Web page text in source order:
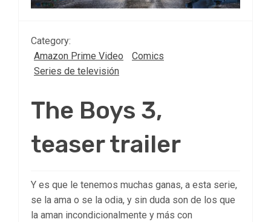
Category:
Amazon Prime Video
Comics
Series de televisión
The Boys 3,
teaser trailer
Y es que le tenemos muchas ganas, a esta serie,
se la ama o se la odia, y sin duda son de los que
la aman incondicionalmente y más con